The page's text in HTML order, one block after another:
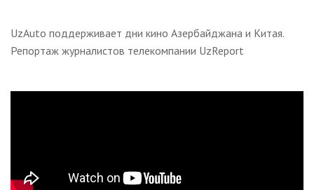
UzAuto поддерживает дни кино Азербайджана и Китая.
Репортаж журналистов телекомпании UzReport